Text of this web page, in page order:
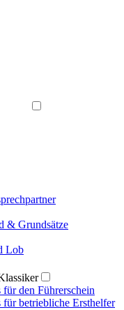
& Grundsätze
Lob
den Führerschein
betriebliche Ersthelfer